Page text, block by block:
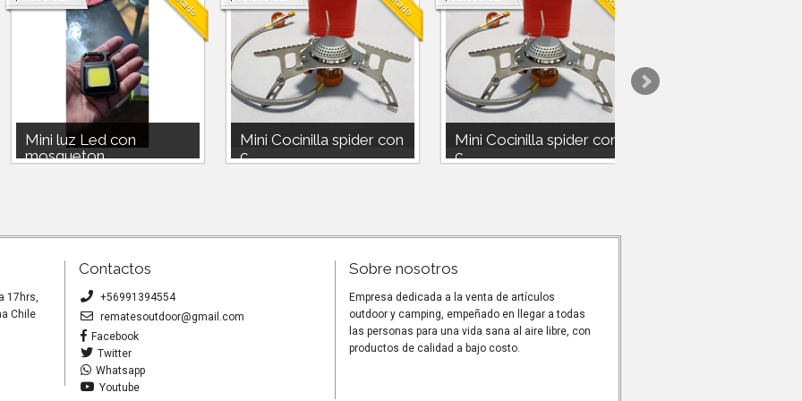
Mini luz Led con
mosqueton ...
Mini Cocinilla spider con
c...
Mini Cocinilla spider con
c...
17hrs,
Chile
Contactos
+56991394554
rematesoutdoor@gmail.com
Facebook
Twitter
Whatsapp
Youtube
Sobre nosotros
Empresa dedicada a la venta de artículos
outdoor y camping, empeñado en llegar a todas
las personas para una vida sana al aire libre, con
productos de calidad a bajo costo.